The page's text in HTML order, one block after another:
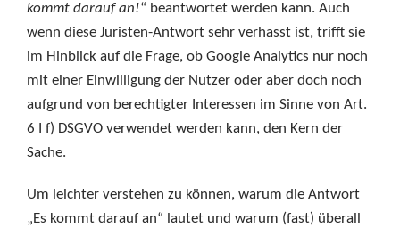
kommt darauf an!“ beantwortet werden kann. Auch
wenn diese Juristen-Antwort sehr verhasst ist, trifft sie
im Hinblick auf die Frage, ob Google Analytics nur noch
mit einer Einwilligung der Nutzer oder aber doch noch
aufgrund von berechtigter Interessen im Sinne von Art.
6 I f) DSGVO verwendet werden kann, den Kern der
Sache.
Um leichter verstehen zu können, warum die Antwort
„Es kommt darauf an“ lautet und warum (fast) überall